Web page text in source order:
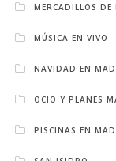
MERCADILLOS
MÚSICA EN VIVO
NAVIDAD EN
OCIO Y PLANES
PISCINAS EN